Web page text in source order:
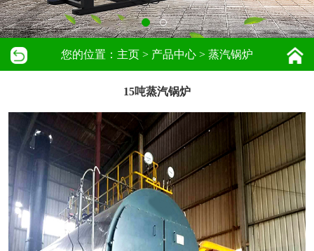
您的位置： 主页 > 产品中心 > 蒸汽锅炉
15吨蒸汽锅炉